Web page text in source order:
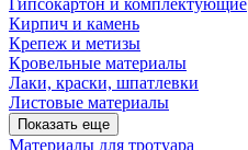
Гипсокартон и комплектующие
Кирпич и камень
Крепеж и метизы
Кровельные материалы
Лаки, краски, шпатлевки
Листовые материалы
Показать еще
Материалы для тротуара